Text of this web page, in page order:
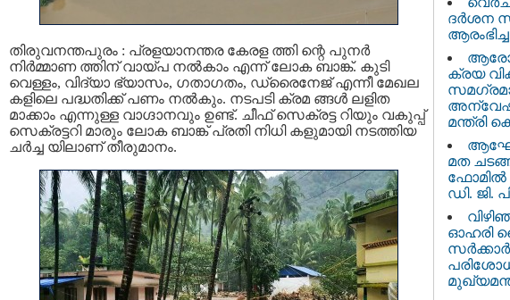
തിരുവനന്തപുരം : പ്രളയാനന്തര കേരള ത്തി ന്റെ പുനര്‍
നിര്‍മ്മാണ ത്തിന് വായ്പ നല്‍കാം എന്ന് ലോക ബാങ്ക്. കുടി
വെള്ളം, വിദ്യാ ഭ്യാസം, ഗതാഗതം, ഡ്രൈനേജ് എന്നീ മേഖല
കളിലെ പദ്ധതിക്ക് പണം നല്‍കും. നടപടി ക്രമ ങ്ങള്‍ ലളിത
മാക്കാം എന്നുള്ള വാഗ്ദാനവും ഉണ്ട്. ചീഫ് സെക്രട്ട റിയും വകുപ്പ്
സെക്രട്ടറി മാരും ലോക ബാങ്ക് പ്രതി നിധി കളുമായി നടത്തിയ
ചര്‍ച്ച യിലാണ് തീരുമാനം.
ദര്‍ശന
ക്രയ
മന്ത്രി
മത
ഫോമിൽ
ഡി. ജി.
ഓഹരി
സർക്കാർ